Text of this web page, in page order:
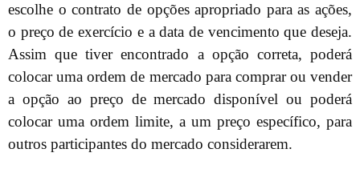
escolhe o contrato de opções apropriado para as ações,
o preço de exercício e a data de vencimento que deseja.
Assim que tiver encontrado a opção correta, poderá
colocar uma ordem de mercado para comprar ou vender
a opção ao preço de mercado disponível ou poderá
colocar uma ordem limite, a um preço específico, para
outros participantes do mercado considerarem.